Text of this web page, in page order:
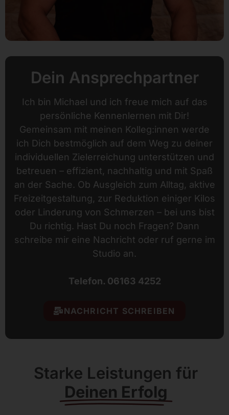
Dein Ansprechpartner
Ich bin Michael und ich freue mich auf das
persönliche Kennenlernen mit Dir!
Gemeinsam mit meinen Kolleg:innen werde
ich Dich bestmöglich auf dem Weg zu deiner
individuellen Zielerreichung unterstützen und
betreuen – effizient, nachhaltig und mit Spaß
an der Sache. Ob Ausgleich zum Alltag, aktive
Freizeitgestaltung, zur Reduktion einiger Kilos
oder Linderung von Schmerzen – bei uns bist
Du richtig. Hast Du noch Fragen? Dann
schreibe mir eine Nachricht oder ruf gerne im
Studio an.
Telefon. 06163 4252
NACHRICHT SCHREIBEN
Starke Leistungen für
Deinen Erfolg